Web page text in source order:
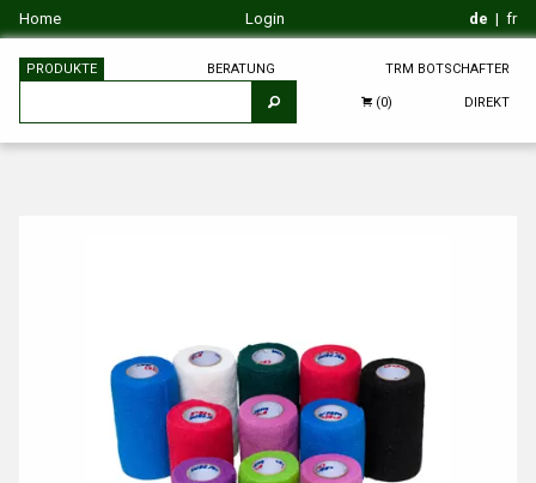
Home Login de | fr
PRODUKTE BERATUNG TRM BOTSCHAFTER
(0) DIREKT